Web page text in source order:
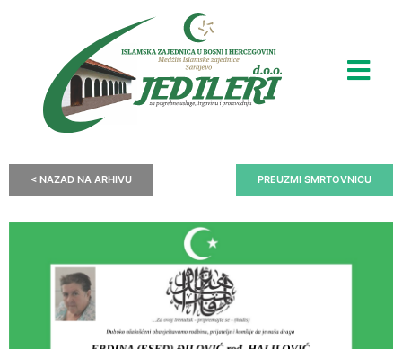
< NAZAD NA ARHIVU PREUZMI SMRTOVNICU